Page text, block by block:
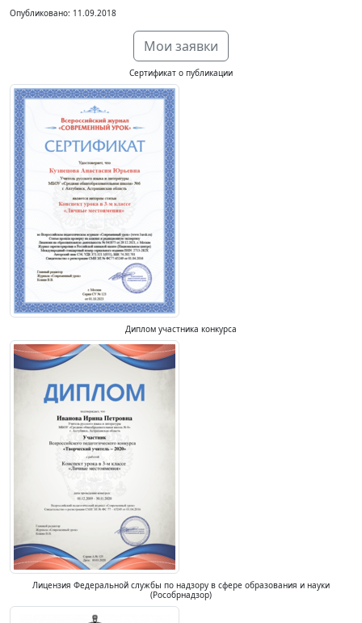
Опубликовано: 11.09.2018
Мои заявки
Сертификат о публикации
Диплом участника конкурса
Лицензия Федеральной службы по надзору в сфере образования и науки
(Рособрнадзор)